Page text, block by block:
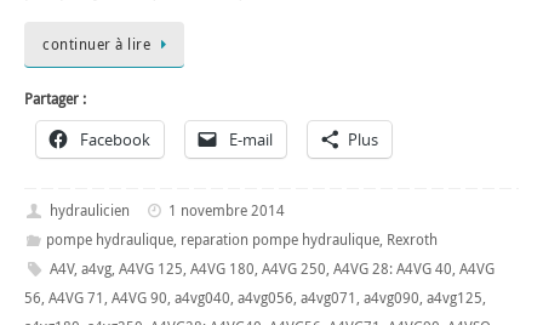
continuer à lire
Partager :
Facebook E-mail Plus
hydraulicien
1 novembre 2014
pompe hydraulique, reparation pompe hydraulique, Rexroth
A4V, a4vg, A4VG 125, A4VG 180, A4VG 250, A4VG 28: A4VG 40, A4VG
56, A4VG 71, A4VG 90, a4vg040, a4vg056, a4vg071, a4vg090, a4vg125,